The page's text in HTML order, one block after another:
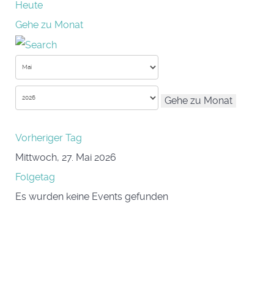
Heute
Gehe zu Monat
Gehe zu Monat
Vorheriger Tag
Mittwoch, 27. Mai 2026
Folgetag
Es wurden keine Events gefunden